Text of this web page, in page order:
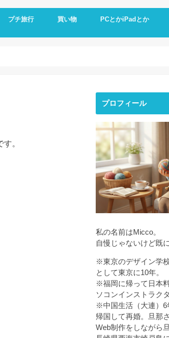
プチ旅行
Hotel
朝食
ランチ
夕食
買い物
海外通販
PCとかiPadとか
iPhone
ipad
Excel.Word
AI
。
プロフィール
私の名前はMicco。
自慢じゃないけど既
※東京のデザイン学
として東京に10年。
※福岡に帰って日本
ソコンインストラク
※中国生活（大連）6
帰国して再婚。旦那
Web制作をしながら